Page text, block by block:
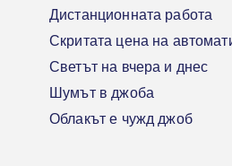
Дистанционната работа
Скритата цена на
Светът на вчера и днес
Шумът в джоба
Облакът е чужд джоб